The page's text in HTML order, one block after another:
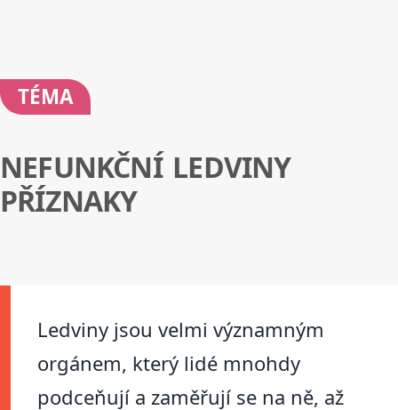
TÉMA
NEFUNKČNÍ LEDVINY
PŘÍZNAKY
Ledviny jsou velmi významným
orgánem, který lidé mnohdy
podceňují a zaměřují se na ně, až